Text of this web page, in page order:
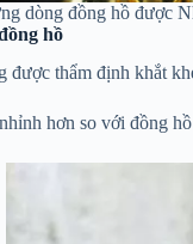
dòng đồng hồ được
hồ
thẩm định khắt
hơn so với đồng